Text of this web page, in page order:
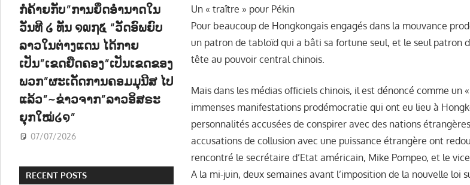
Un « traître » pour Pékin
Pour beaucoup de Hongkongais engagés dans la mouvance
un patron de tabloïd qui a bâti sa fortune seul, et le seul patron
tête au pouvoir central chinois.
Mais dans les médias officiels chinois, il est dénoncé comme un
immenses manifestations prodémocratie qui ont eu lieu à
personnalités accusées de conspirer avec des nations
accusations de collusion avec une puissance étrangère ont
rencontré le secrétaire d’Etat américain, Mike Pompeo, et le
A la mi-juin, deux semaines avant l’imposition de la nouvelle loi
ກໍຄ້າຍກັບ”ການຍຶດອຳນາດໃນ
ວັນທີ ໒ ທັນ ໑໙໗໕ “ວັດອົພຍົບ
ລາວໃນຕ່າງແດນ ໄດ້ກາຍ
ເປັນ”ເຂດຍືດຄອງ”ເປັນເຂດຂອງ
ພວກ”ຜະເດັດການຄອມມຸນີສ ໄປ
ແລ້ວ”~ຂ່າວຈາກ”ລາວອິສຣະ
ຍຸກໃໝ່໒໑”
07/07/2026
RECENT POSTS